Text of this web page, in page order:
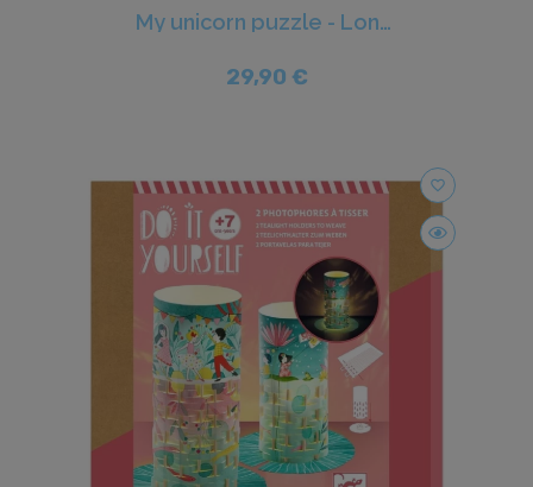
My unicorn puzzle - Londji
29,90 €
favorite_border